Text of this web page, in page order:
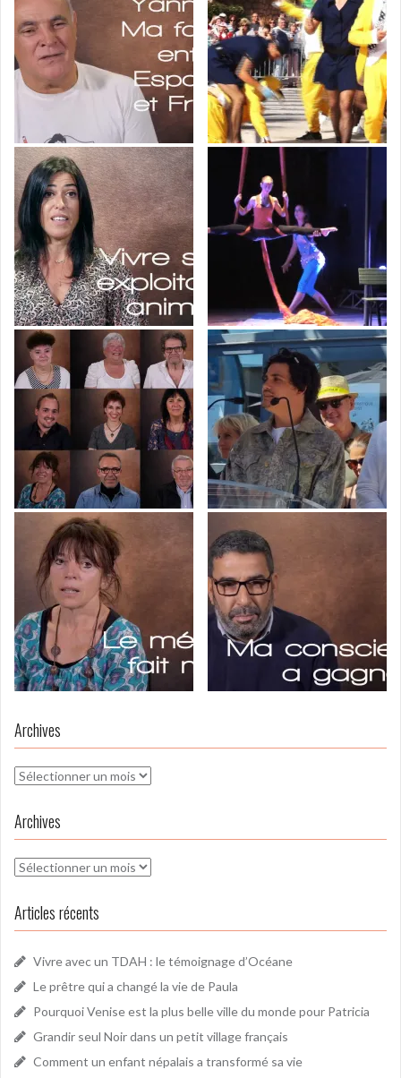
Archives
Archives
Archives
Archives
Articles récents
Vivre avec un TDAH : le témoignage d’Océane
Le prêtre qui a changé la vie de Paula
Pourquoi Venise est la plus belle ville du monde pour Patricia
Grandir seul Noir dans un petit village français
Comment un enfant népalais a transformé sa vie